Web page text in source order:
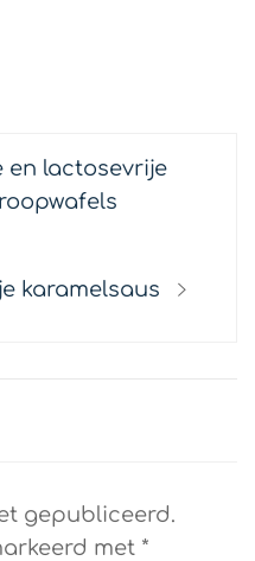
en lactosevrije
karamelsaus
gepubliceerd.
met *